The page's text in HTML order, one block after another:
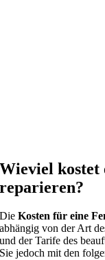
Wieviel kostet
reparieren?
DieKosten für eine
abhängig von der Art
und der Tarife des
Sie jedoch mit den